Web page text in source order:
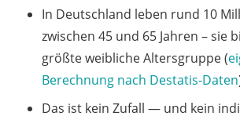
In Deutschland leben rund 10
zwischen 45 und 65 Jahren – sie
größte weibliche Altersgruppe (
Berechnung nach Destatis-Daten
Das ist kein Zufall — und kein